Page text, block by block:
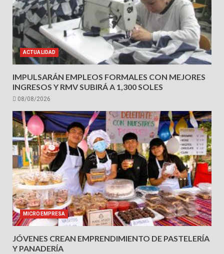
ACTUALIDAD
IMPULSARÁN EMPLEOS FORMALES CON MEJORES
INGRESOS Y RMV SUBIRÁ A 1,300 SOLES
08/08/2026
MICROEMPRESA
JÓVENES CREAN EMPRENDIMIENTO DE PASTELERÍA
Y PANADERÍA